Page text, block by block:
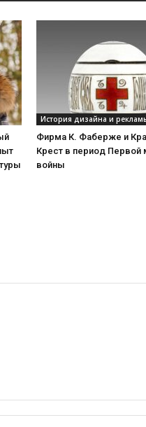
История дизайна и
Фирма К. Фаберже и
Крест в период Первой
войны